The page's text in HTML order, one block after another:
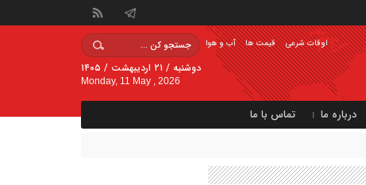
آب و هوا قیمت ها اوقات شرعی
دوشنبه / ۲۱ اردیبهشت / ۱۴۰۵
Monday, 11 May , 2026
درباره ما تماس با ما